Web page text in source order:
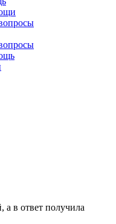
а в ответ получила